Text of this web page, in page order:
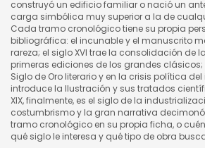
construyó un edificio familiar o nació un
carga simbólica muy superior a la de
Cada tramo cronológico tiene su propia
bibliográfica: el incunable y el manuscrito
rareza; el siglo XVI trae la consolidación de
primeras ediciones de los grandes clásicos;
Siglo de Oro literario y en la crisis política del
introduce la Ilustración y sus tratados
XIX, finalmente, es el siglo de la
costumbrismo y la gran narrativa
tramo cronológico en su propia ficha, o
qué siglo le interesa y qué tipo de obra